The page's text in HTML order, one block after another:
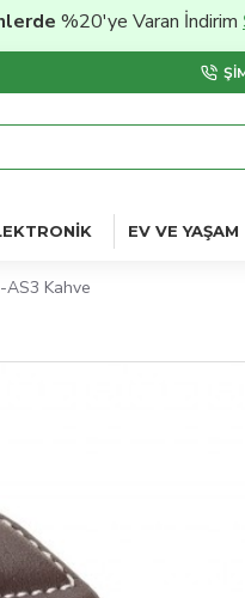
%20'ye Varan İndirimŞimdi
EV VE YAŞAM
Kahve